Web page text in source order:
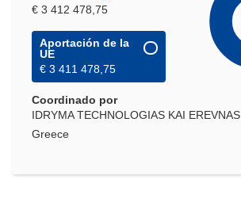
€ 3 412 478,75
Aportación de la
UE
€ 3 411 478,75
Coordinado por
IDRYMA TECHNOLOGIAS KAI EREVNAS
Greece